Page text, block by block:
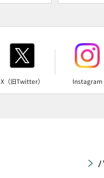
X（旧Twitter） Instagram